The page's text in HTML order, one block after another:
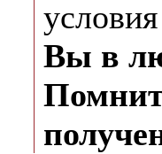
Вы в